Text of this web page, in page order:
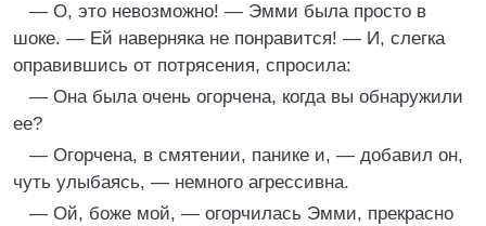
— О, это невозможно! — Эмми была просто в
шоке. — Ей наверняка не понравится! — И, слегка
оправившись от потрясения, спросила:
— Она была очень огорчена, когда вы обнаружили
ее?
— Огорчена, в смятении, панике и, — добавил он,
чуть улыбаясь, — немного агрессивна.
— Ой, боже мой, — огорчилась Эмми, прекрасно